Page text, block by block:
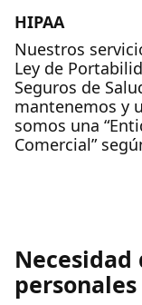
HIPAA
Nuestros
Ley de
Seguros de
mantenemos y
somos una
Comercial”
personales